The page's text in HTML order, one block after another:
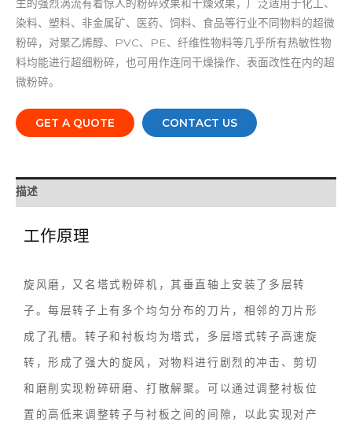
生的强烈涡流有着惊人的粉碎效果和干燥效果，广泛适用于化工、
染料、塑料、非金属矿、医药、饲料、食品等行业不同物料的超微
粉碎，对聚乙烯醇、PVC、PE、纤维性物料等几乎所有热敏性物
料均能进行超细粉碎，也可用作连同干燥操作、表面改性在内的超
微粉碎。
GET A QUOTE CONTACT US
描述
工作原理
旋风磨，又名塔式粉碎机，其垂直轴上安装了多层转
子。每层转子上有多个均匀分布的刀片，相邻的刀片形
成了孔槽。转子和衬板均为塔式，多层塔式转子高速旋
转，形成了强大的旋风，对物料进行剧烈的冲击、剪切
和磨削实现粉碎研磨、打散解聚。可以通过调整衬板位
置的高低来调整转子与衬板之间的间隙，以此实现对产